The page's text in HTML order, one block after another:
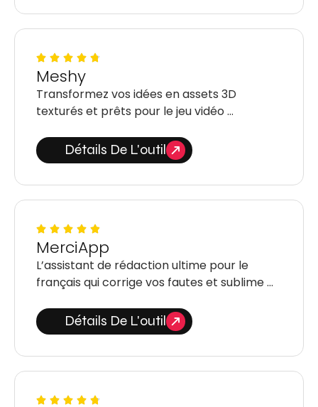
Meshy
Transformez vos idées en assets 3D
texturés et prêts pour le jeu vidéo …
Détails De L'outil
MerciApp
L’assistant de rédaction ultime pour le
français qui corrige vos fautes et sublime …
Détails De L'outil